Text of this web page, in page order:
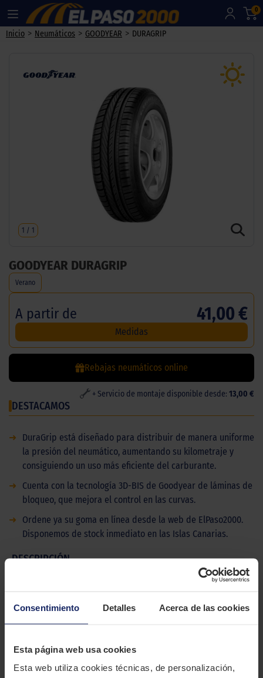
Consentimiento Detalles Acerca de las cookies
Esta página web usa cookies
Esta web utiliza cookies técnicas, de personalización,
0
Inicio > Neumáticos > GOODYEAR > DURAGRIP
1 / 1
GOODYEAR DURAGRIP
Verano
A partir de 41,00 €
Medidas
Rebajas neumáticos online
+ Servicio de montaje disponible desde: 13,00 €
DESTACAMOS
➜
DuraGrip está diseñado para distribuir de manera uniforme
la presión del neumático, aumentando su kilometraje y
consiguiendo un uso más eficiente del carburante.
➜
Cuenta con la tecnología 3D-BIS de Goodyear de láminas de
bloqueo, que mejora el control en las curvas.
➜
Ordene ya su goma en línea desde la web de ElPaso2000.
Disponemos de stock inmediato en las Islas Canarias.
DESCRIPCIÓN
El Goodyear DuraGrip es un neumático para furgonetas